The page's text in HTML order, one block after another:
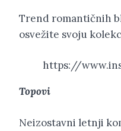
Trend romantičnih
osvežite svoju
https://
Topovi
Neizostavni letnji